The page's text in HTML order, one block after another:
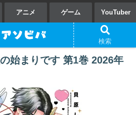
アニメ ゲーム YouTuber
始まりです 第1巻 2026年
検索